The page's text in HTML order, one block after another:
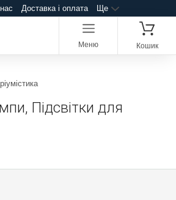
Доставка і оплата Ще
Меню Кошик
Підсвітки для